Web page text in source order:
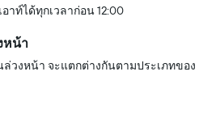
าท์ได้ทุกเวลาก่อน 12:00
หน้า
ล่วงหน้า จะแตกต่างกันตามประเภทของ